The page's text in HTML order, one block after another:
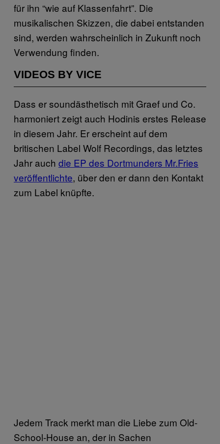
für ihn “wie auf Klassenfahrt”. Die
musikalischen Skizzen, die dabei entstanden
sind, werden wahrscheinlich in Zukunft noch
Verwendung finden.
VIDEOS BY VICE
Dass er soundästhetisch mit Graef und Co.
harmoniert zeigt auch Hodinis erstes Release
in diesem Jahr. Er erscheint auf dem
britischen Label Wolf Recordings, das letztes
Jahr auch die EP des Dortmunders Mr.Fries
veröffentlichte, über den er dann den Kontakt
zum Label knüpfte.
Jedem Track merkt man die Liebe zum Old-
School-House an, der in Sachen